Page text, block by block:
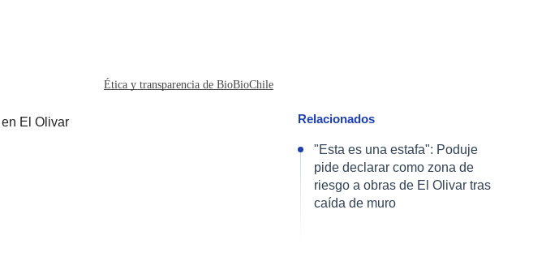
Ética y transparencia de BioBioChile
Relacionados
"Esta es una estafa": Poduje
pide declarar como zona de
riesgo a obras de El Olivar tras
caída de muro